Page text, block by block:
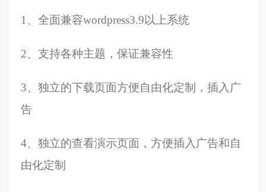
1、全面兼容wordpress3.9以上系统
2、支持各种主题，保证兼容性
3、独立的下载页面方便自由化定制，插入广
告
4、独立的查看演示页面，方便插入广告和自
由化定制